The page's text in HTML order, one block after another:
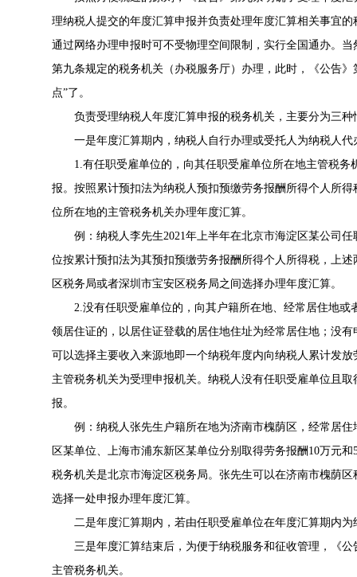
理纳税人提交的年度汇算申报并负责处理年度汇算相关事宜
通过网络办理申报时可不受物理空间限制，实行全国通办。
第九条规定的税务机关（办税服务厅）办理，此时，《公告
点”了。
负责受理纳税人年度汇算申报的税务机关，主要分为三种
一是年度汇算期内，纳税人自行办理或受托人为纳税人代
1.有任职受雇单位的，向其任职受雇单位所在地主管税
报。按照累计预扣法为纳税人预扣预缴劳务报酬所得个人所
位所在地的主管税务机关办理年度汇算。
例：纳税人李先生2021年上半年在北京市海淀区某公司
位按累计预扣法为其预扣预缴劳务报酬所得个人所得税，上
区税务局或者深圳市宝安区税务局之间选择办理年度汇算。
2.没有任职受雇单位的，向其户籍所在地、经常居住地
领居住证的，以居住证登载的居住地住址为经常居住地；没
可以选择主要收入来源地即一个纳税年度内向纳税人累计发
主管税务机关为受理申报机关。纳税人没有任职受雇单位且
报。
例：纳税人张先生户籍所在地为济南市槐荫区，经常居
区某单位、上海市浦东新区某单位分别取得劳务报酬10万元
税务机关是北京市海淀区税务局。张先生可以在济南市槐荫
选择一处申报办理年度汇算。
二是年度汇算期内，若由任职受雇单位在年度汇算期内
三是年度汇算结束后，为便于纳税服务和征收管理，《
主管税务机关。